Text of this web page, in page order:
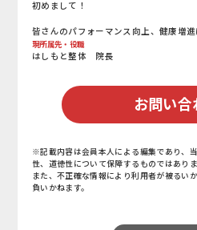
初めまして！
皆さんのパフォーマンス向上、健康増
現所属先・役職
はしもと整体 院長
お問い合
※記載内容は会員本人による編集であり、
性、道徳性について保障するものではありま
また、不正確な情報により利用者が被るい
負いかねます。